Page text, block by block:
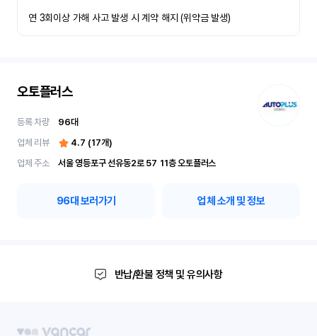
연 3회이상 가해 사고 발생 시 계약 해지 (위약금 발생)
오토플러스
등록 차량 96대
업체 리뷰
4.7 (17개)
업체 주소
서울 영등포구 선유동2로 57	11층 오토플러스
96대 보러가기 업체 소개 및 정보
반납/환불 정책 및 유의사항